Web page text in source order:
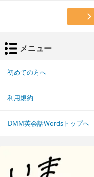
メニュー
初めての方へ
利用規約
DMM英会話Wordsトップへ